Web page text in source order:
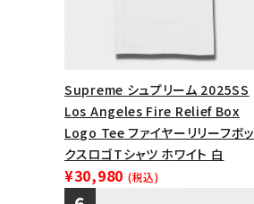
Supreme シュプリーム 2025SS
Los Angeles Fire Relief Box
Logo Tee ファイヤーリリーフボッ
クスロゴTシャツ ホワイト 白
¥30,980 (税込)